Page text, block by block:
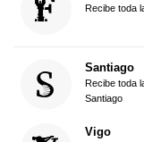
Recibe toda
Santiago
Recibe toda
Santiago
Vigo